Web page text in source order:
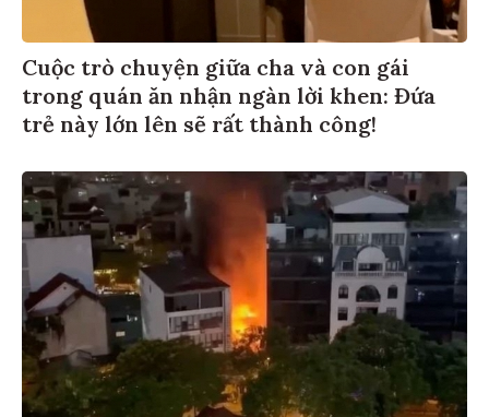
Cuộc trò chuyện giữa cha và con gái
trong quán ăn nhận ngàn lời khen: Đứa
trẻ này lớn lên sẽ rất thành công!